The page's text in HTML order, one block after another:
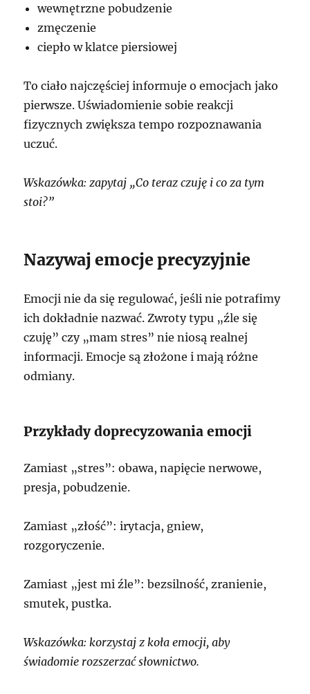
wewnętrzne pobudzenie
zmęczenie
ciepło w klatce piersiowej
To ciało najczęściej informuje o emocjach jako
pierwsze. Uświadomienie sobie reakcji
fizycznych zwiększa tempo rozpoznawania
uczuć.
Wskazówka: zapytaj „Co teraz czuję i co za tym
stoi?”
Nazywaj emocje precyzyjnie
Emocji nie da się regulować, jeśli nie potrafimy
ich dokładnie nazwać. Zwroty typu „źle się
czuję” czy „mam stres” nie niosą realnej
informacji. Emocje są złożone i mają różne
odmiany.
Przykłady doprecyzowania emocji
Zamiast „stres”: obawa, napięcie nerwowe,
presja, pobudzenie.
Zamiast „złość”: irytacja, gniew,
rozgoryczenie.
Zamiast „jest mi źle”: bezsilność, zranienie,
smutek, pustka.
Wskazówka: korzystaj z koła emocji, aby
świadomie rozszerzać słownictwo.